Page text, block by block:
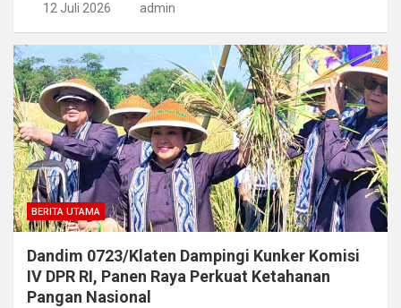
12 Juli 2026 admin
BERITA UTAMA
Dandim 0723/Klaten Dampingi Kunker Komisi
IV DPR RI, Panen Raya Perkuat Ketahanan
Pangan Nasional